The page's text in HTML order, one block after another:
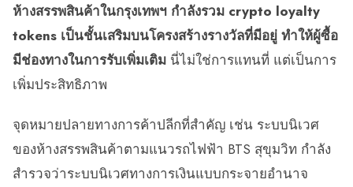
ห้างสรรพสินค้าในกรุงเทพฯ กำลังรวม crypto loyalty
tokens เป็นชั้นเสริมบนโครงสร้างรางวัลที่มีอยู่ ทำให้ผู้ซื้อ
มีช่องทางในการรับเพิ่มเติม นี่ไม่ใช่การแทนที่ แต่เป็นการ
เพิ่มประสิทธิภาพ
จุดหมายปลายทางการค้าปลีกที่สำคัญ เช่น ระบบนิเวศ
ของห้างสรรพสินค้าตามแนวรถไฟฟ้า BTS สุขุมวิท กำลัง
สำรวจว่าระบบนิเวศทางการเงินแบบกระจายอำนาจ